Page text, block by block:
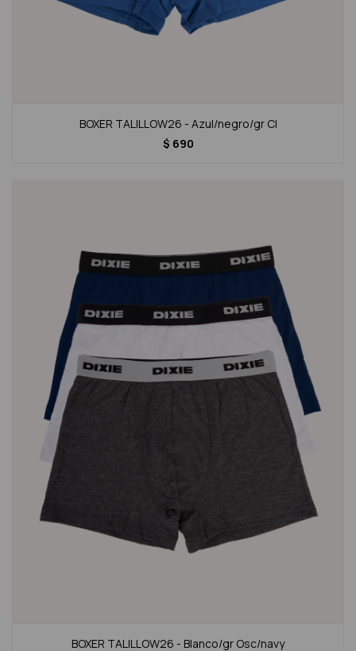
BOXER TALILLOW26 - Azul/negro/gr Cl
$ 690
BOXER TALILLOW26 - Blanco/gr Osc/navy